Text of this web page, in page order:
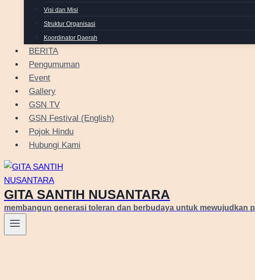
Visi dan Misi
Struktur Organisasi
Koordinator Daerah
BERITA
Pengumuman
Event
Gallery
GSN TV
GSN Festival (English)
Pojok Hindu
Hubungi Kami
GITA SANTIH NUSANTARA
membangun generasi toleran dan berbudaya untuk mewujudkan